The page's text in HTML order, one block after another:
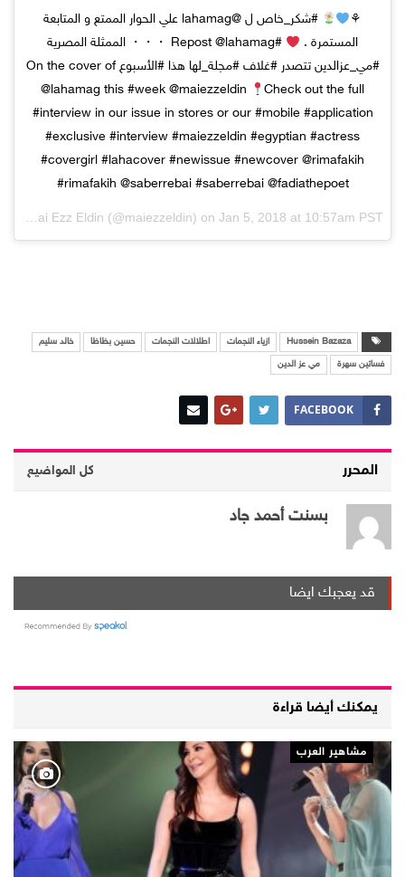
⚘
#شكر_خاص ل @lahamag علي الحوار الممتع و المتابعة
المستمرة .
#Repost @lahamag ・・・ الممثلة المصرية
#مي_عزالدين تتصدر #غلاف #مجلة_لها هذا #الأسبوع On the cover of
@lahamag this #week @maiezzeldin
Check out the full
#interview in our issue in stores or our #mobile #application
#exclusive #interview #maiezzeldin #egyptian #actress
#covergirl #lahacover #newissue #newcover @rimafakih
#rimafakih @saberrebai #saberrebai @fadiathepoet
by Mai Ezz Eldin (@maiezzeldin) onJan 5, 2018 at 10:57am PST
Hussein Bazaza ازياء النجمات اطلالات النجمات حسين بظاظا خالد سليم
فساتين سهرة مي عز الدين
FACEBOOK
المحرر كل المواضيع
بسنت أحمد جاد
قد يعجبك ايضا
يمكنك أيضا قراءة
مشاهير العرب